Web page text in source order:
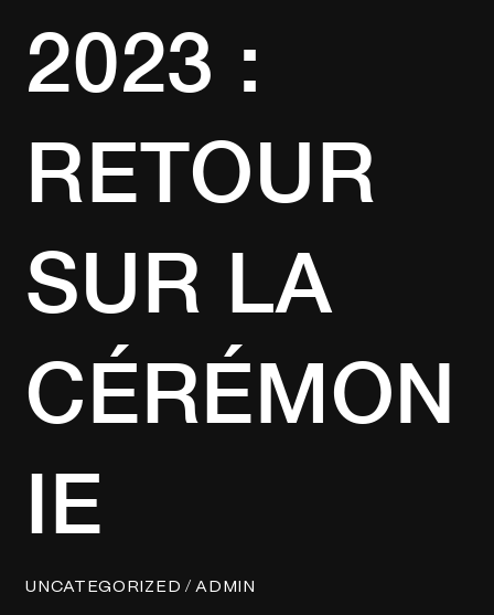
2023 :
RETOUR
SUR LA
CÉRÉMON
IE
UNCATEGORIZED / ADMIN